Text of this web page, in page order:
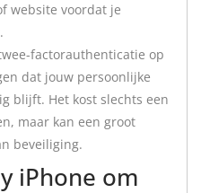
website voordat je
factorauthenticatie op
dat jouw persoonlijke
blijft. Het kost slechts een
maar kan een groot
beveiliging.
iPhone om